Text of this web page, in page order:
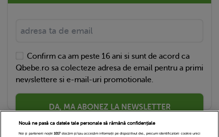
Confirm ca am peste 16 ani si sunt de acord ca
Qbebe.ro sa colecteze adresa de email pentru a primi
newslettere si e-mail-uri promotionale.
DA, MA ABONEZ LA NEWSLETTER
Nouă ne pasă ca datele tale personale să rămână confidențiale
Noi și partenerii noștri 1017stocăm și/sau accesăm informații pe dispozitivul dvs., precum identificatorii cookie unici